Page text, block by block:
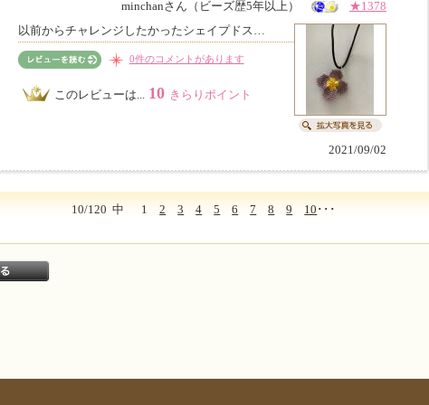
minchanさん（ビーズ歴5年以上）
★1378
以前からチャレンジしたかったシェイプドス…
0件のコメントがあります
このレビューは... 10 きらりポイント
2021/09/02
10/120 中 12 3 4 5 6 7 8 9 10 ･･･